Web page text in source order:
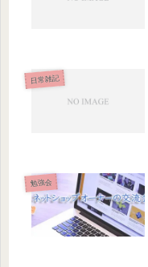
日常雑記
勉強会